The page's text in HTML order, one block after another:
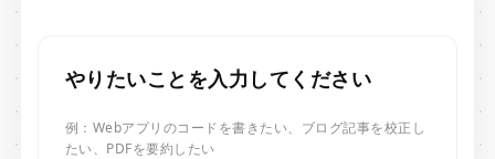
やりたいことを入力してください
例：Webアプリのコードを書きたい、ブログ記事を校正し
たい、PDFを要約したい